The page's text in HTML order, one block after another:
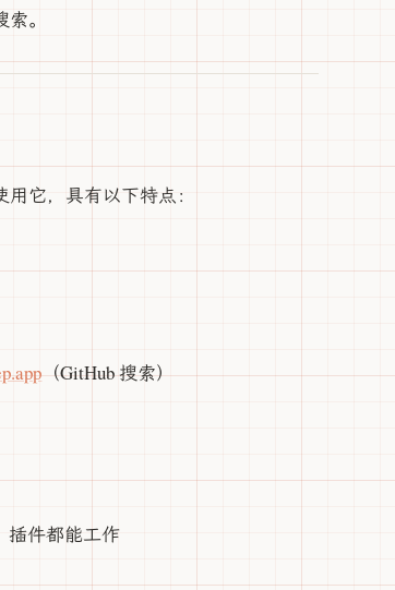
。
用它，具有以下特点：
（GitHub 搜索）
插件都能工作